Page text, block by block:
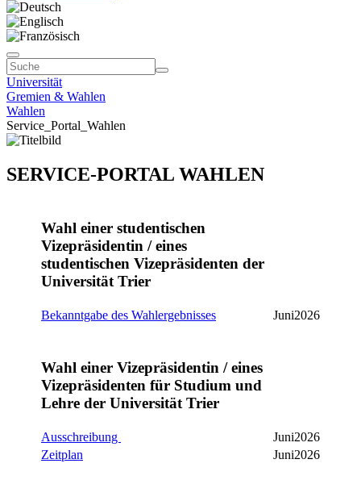
Universität
Gremien & Wahlen
Wahlen
Service_Portal_Wahlen
SERVICE-PORTAL WAHLEN
Wahl einer studentischen
Vizepräsidentin / eines
studentischen Vizepräsidenten der
Universität Trier
Bekanntgabe des Wahlergebnisses Juni2026
Wahl einer Vizepräsidentin / eines
Vizepräsidenten für Studium und
Lehre der Universität Trier
Ausschreibung
Juni2026
Zeitplan
Juni2026